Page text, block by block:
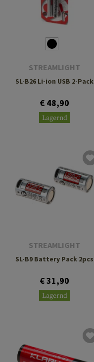
STREAMLIGHT
SL-B26 Li-ion USB 2-Pack
€ 48,90
Lagernd
STREAMLIGHT
SL-B9 Battery Pack 2pcs
€ 31,90
Lagernd